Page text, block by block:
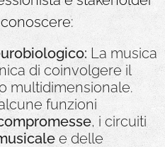
La musica
di coinvolgere il
multidimensionale.
funzioni
, i circuiti
e delle